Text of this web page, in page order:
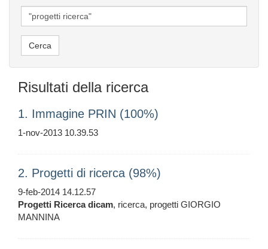
Risultati della ricerca
1. Immagine PRIN (100%)
1-nov-2013 10.39.53
2. Progetti di ricerca (98%)
9-feb-2014 14.12.57
Progetti Ricerca dicam, ricerca, progetti GIORGIO
MANNINA